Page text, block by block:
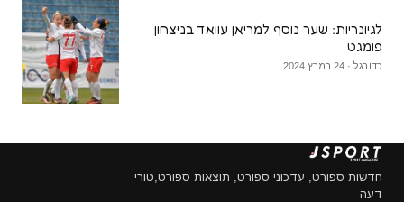
לגיונריות: שער נוסף למריאן עוואד בניצחון
פומגט
כדורגל · 24 במרץ 2024
חדשות ספורט, עדכוני ספורט, תוצאות ספורט,טורי
דעה